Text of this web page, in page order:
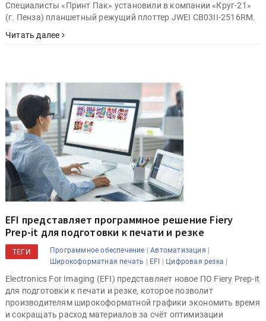
Специалисты «Принт Пак» установили в компании «Круг-21»
(г. Пенза) планшетный режущий плоттер JWEI CB03II-2516RM.
Читать далее
EFI представляет программное решение Fiery
Prep-it для подготовки к печати и резке
ТЕГИ Программное обеспечение |Автоматизация |
Широкоформатная печать | EFI | Цифровая резка |
Electronics For Imaging (EFI) представляет новое ПО Fiery Prep-it
для подготовки к печати и резке, которое позволит
производителям широкоформатной графики экономить время
и сокращать расход материалов за счёт оптимизации